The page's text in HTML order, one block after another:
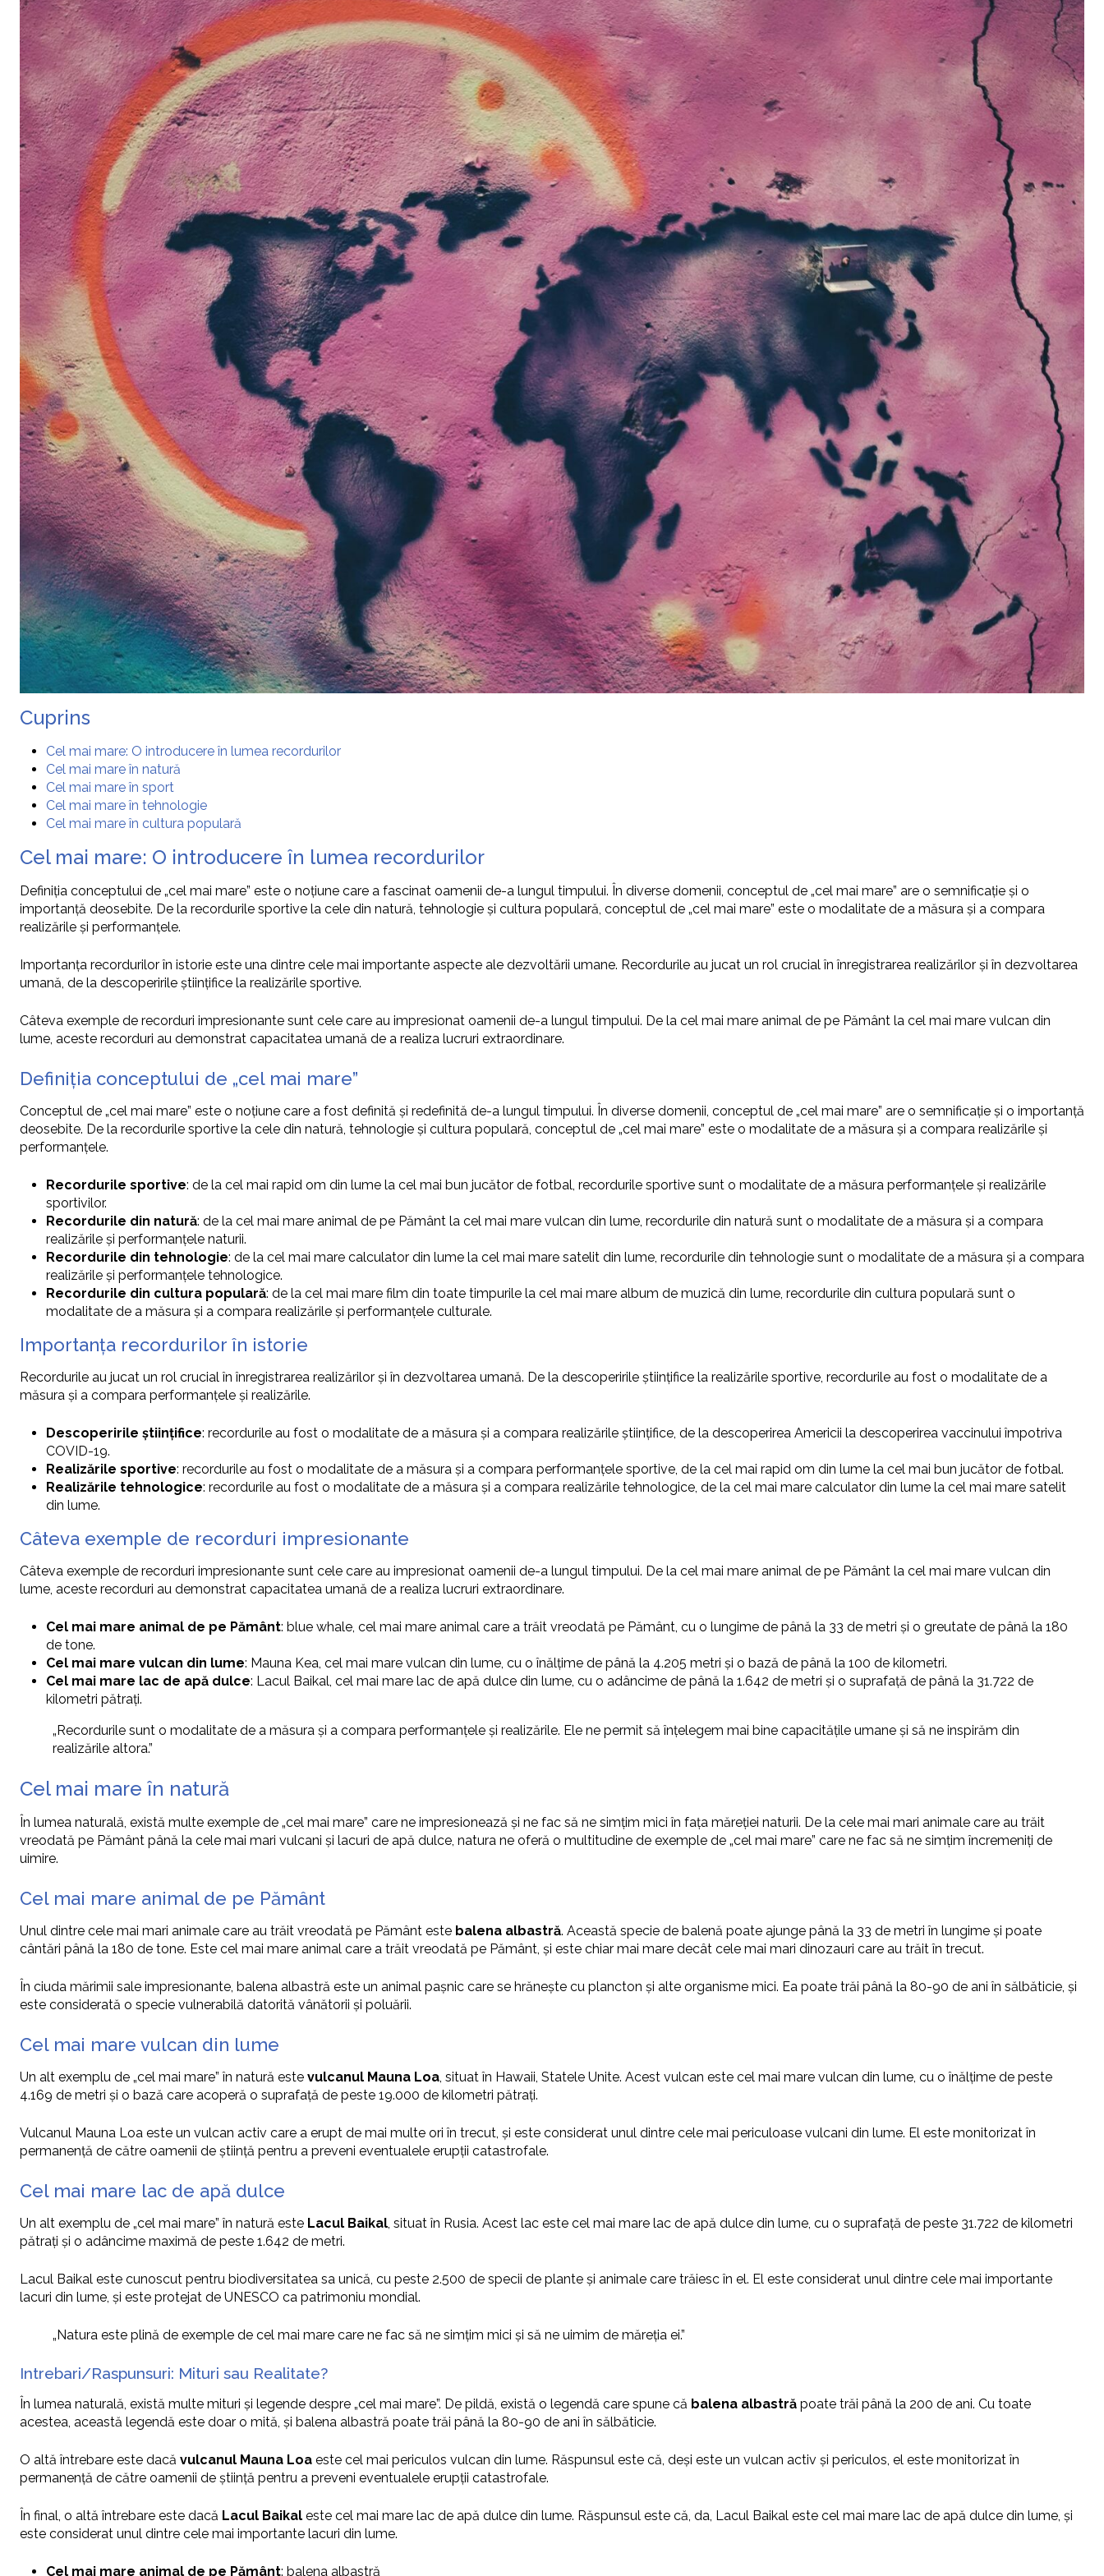
Cuprins
Cel mai mare: O introducere în lumea recordurilor
Cel mai mare în natură
Cel mai mare în sport
Cel mai mare în tehnologie
Cel mai mare în cultura populară
Cel mai mare: O introducere în lumea recordurilor
Definiția conceptului de „cel mai mare” este o noțiune care a fascinat oamenii de-a lungul timpului. În diverse domenii, conceptul de „cel mai mare” are o semnificație și o
importanță deosebite. De la recordurile sportive la cele din natură, tehnologie și cultura populară, conceptul de „cel mai mare” este o modalitate de a măsura și a compara
realizările și performanțele.
Importanța recordurilor în istorie este una dintre cele mai importante aspecte ale dezvoltării umane. Recordurile au jucat un rol crucial în înregistrarea realizărilor și în dezvoltarea
umană, de la descoperirile științifice la realizările sportive.
Câteva exemple de recorduri impresionante sunt cele care au impresionat oamenii de-a lungul timpului. De la cel mai mare animal de pe Pământ la cel mai mare vulcan din
lume, aceste recorduri au demonstrat capacitatea umană de a realiza lucruri extraordinare.
Definiția conceptului de „cel mai mare”
Conceptul de „cel mai mare” este o noțiune care a fost definită și redefinită de-a lungul timpului. În diverse domenii, conceptul de „cel mai mare” are o semnificație și o importanță
deosebite. De la recordurile sportive la cele din natură, tehnologie și cultura populară, conceptul de „cel mai mare” este o modalitate de a măsura și a compara realizările și
performanțele.
Recordurile sportive: de la cel mai rapid om din lume la cel mai bun jucător de fotbal, recordurile sportive sunt o modalitate de a măsura performanțele și realizările
sportivilor.
Recordurile din natură: de la cel mai mare animal de pe Pământ la cel mai mare vulcan din lume, recordurile din natură sunt o modalitate de a măsura și a compara
realizările și performanțele naturii.
Recordurile din tehnologie: de la cel mai mare calculator din lume la cel mai mare satelit din lume, recordurile din tehnologie sunt o modalitate de a măsura și a compara
realizările și performanțele tehnologice.
Recordurile din cultura populară: de la cel mai mare film din toate timpurile la cel mai mare album de muzică din lume, recordurile din cultura populară sunt o
modalitate de a măsura și a compara realizările și performanțele culturale.
Importanța recordurilor în istorie
Recordurile au jucat un rol crucial în înregistrarea realizărilor și în dezvoltarea umană. De la descoperirile științifice la realizările sportive, recordurile au fost o modalitate de a
măsura și a compara performanțele și realizările.
Descoperirile științifice: recordurile au fost o modalitate de a măsura și a compara realizările științifice, de la descoperirea Americii la descoperirea vaccinului împotriva
COVID-19.
Realizările sportive: recordurile au fost o modalitate de a măsura și a compara performanțele sportive, de la cel mai rapid om din lume la cel mai bun jucător de fotbal.
Realizările tehnologice: recordurile au fost o modalitate de a măsura și a compara realizările tehnologice, de la cel mai mare calculator din lume la cel mai mare satelit
din lume.
Câteva exemple de recorduri impresionante
Câteva exemple de recorduri impresionante sunt cele care au impresionat oamenii de-a lungul timpului. De la cel mai mare animal de pe Pământ la cel mai mare vulcan din
lume, aceste recorduri au demonstrat capacitatea umană de a realiza lucruri extraordinare.
Cel mai mare animal de pe Pământ: blue whale, cel mai mare animal care a trăit vreodată pe Pământ, cu o lungime de până la 33 de metri și o greutate de până la 180
de tone.
Cel mai mare vulcan din lume: Mauna Kea, cel mai mare vulcan din lume, cu o înălțime de până la 4.205 metri și o bază de până la 100 de kilometri.
Cel mai mare lac de apă dulce: Lacul Baikal, cel mai mare lac de apă dulce din lume, cu o adâncime de până la 1.642 de metri și o suprafață de până la 31.722 de
kilometri pătrați.
„Recordurile sunt o modalitate de a măsura și a compara performanțele și realizările. Ele ne permit să înțelegem mai bine capacitățile umane și să ne inspirăm din
realizările altora.”
Cel mai mare în natură
În lumea naturală, există multe exemple de „cel mai mare” care ne impresionează și ne fac să ne simțim mici în fața măreției naturii. De la cele mai mari animale care au trăit
vreodată pe Pământ până la cele mai mari vulcani și lacuri de apă dulce, natura ne oferă o multitudine de exemple de „cel mai mare” care ne fac să ne simțim încremeniți de
uimire.
Cel mai mare animal de pe Pământ
Unul dintre cele mai mari animale care au trăit vreodată pe Pământ este balena albastră. Această specie de balenă poate ajunge până la 33 de metri în lungime și poate
cântări până la 180 de tone. Este cel mai mare animal care a trăit vreodată pe Pământ, și este chiar mai mare decât cele mai mari dinozauri care au trăit în trecut.
În ciuda mărimii sale impresionante, balena albastră este un animal pașnic care se hrănește cu plancton și alte organisme mici. Ea poate trăi până la 80-90 de ani în sălbăticie, și
este considerată o specie vulnerabilă datorită vânătorii și poluării.
Cel mai mare vulcan din lume
Un alt exemplu de „cel mai mare” în natură este vulcanul Mauna Loa, situat în Hawaii, Statele Unite. Acest vulcan este cel mai mare vulcan din lume, cu o înălțime de peste
4.169 de metri și o bază care acoperă o suprafață de peste 19.000 de kilometri pătrați.
Vulcanul Mauna Loa este un vulcan activ care a erupt de mai multe ori în trecut, și este considerat unul dintre cele mai periculoase vulcani din lume. El este monitorizat în
permanență de către oamenii de știință pentru a preveni eventualele erupții catastrofale.
Cel mai mare lac de apă dulce
Un alt exemplu de „cel mai mare” în natură este Lacul Baikal, situat în Rusia. Acest lac este cel mai mare lac de apă dulce din lume, cu o suprafață de peste 31.722 de kilometri
pătrați și o adâncime maximă de peste 1.642 de metri.
Lacul Baikal este cunoscut pentru biodiversitatea sa unică, cu peste 2.500 de specii de plante și animale care trăiesc în el. El este considerat unul dintre cele mai importante
lacuri din lume, și este protejat de UNESCO ca patrimoniu mondial.
„Natura este plină de exemple de cel mai mare care ne fac să ne simțim mici și să ne uimim de măreția ei.”
Intrebari/Raspunsuri: Mituri sau Realitate?
În lumea naturală, există multe mituri și legende despre „cel mai mare”. De pildă, există o legendă care spune că balena albastră poate trăi până la 200 de ani. Cu toate
acestea, această legendă este doar o mită, și balena albastră poate trăi până la 80-90 de ani în sălbăticie.
O altă întrebare este dacă vulcanul Mauna Loa este cel mai periculos vulcan din lume. Răspunsul este că, deși este un vulcan activ și periculos, el este monitorizat în
permanență de către oamenii de știință pentru a preveni eventualele erupții catastrofale.
În final, o altă întrebare este dacă Lacul Baikal este cel mai mare lac de apă dulce din lume. Răspunsul este că, da, Lacul Baikal este cel mai mare lac de apă dulce din lume, și
este considerat unul dintre cele mai importante lacuri din lume.
Cel mai mare animal de pe Pământ: balena albastră